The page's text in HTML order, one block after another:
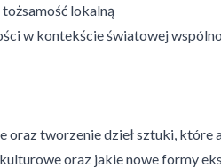
lokalną
w kontekście światowej
tworzenie dzieł sztuki, które
oraz jakie nowe formy